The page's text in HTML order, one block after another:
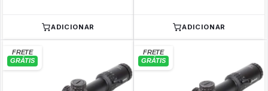
ADICIONAR ADICIONAR